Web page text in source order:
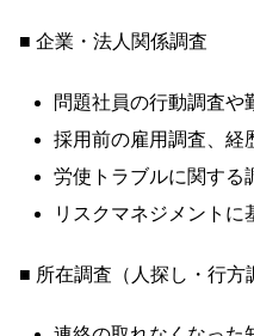
■ 企業・法人関係調査
問題社員の行動調査や
採用前の雇用調査、経
労使トラブルに関する
リスクマネジメントに
■ 所在調査（人探し・行方